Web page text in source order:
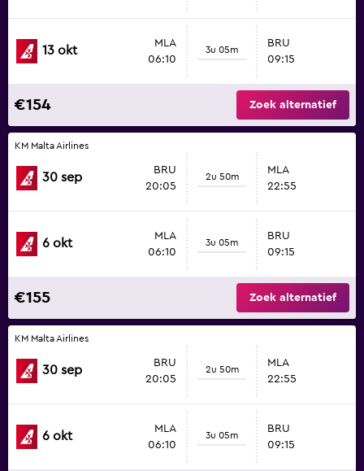
13 okt
MLA
06:10
3u 05m
BRU
09:15
€154 Zoek alternatief
KM Malta Airlines
30 sep
BRU
20:05
2u 50m
MLA
22:55
6 okt
MLA
06:10
3u 05m
BRU
09:15
€155 Zoek alternatief
KM Malta Airlines
30 sep
BRU
20:05
2u 50m
MLA
22:55
6 okt
MLA
06:10
3u 05m
BRU
09:15